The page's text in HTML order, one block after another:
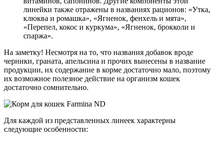
линейки также отражены в названиях рационов: «Утка,
клюква и ромашка», «Ягненок, фенхель и мята»,
«Перепел, кокос и куркума», «Ягненок, брокколи и
спаржа».
На заметку! Несмотря на то, что названия добавок вроде
черники, граната, апельсина и прочих вынесены в название
продукции, их содержание в корме достаточно мало, поэтому
их возможное полезное действие на организм кошек
достаточно сомнительно.
Для каждой из представленных линеек характерны
следующие особенности: